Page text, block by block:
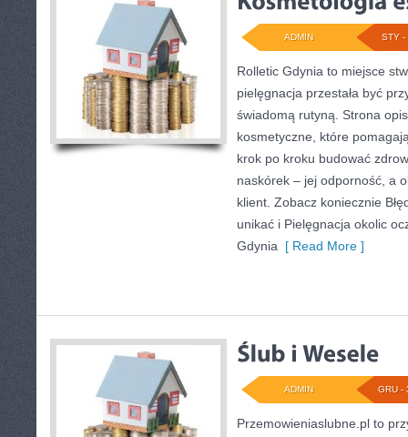
STY -
ADMIN
Rolletic Gdynia to miejsce
pielęgnacja przestała być
świadomą rutyną. Strona
kosmetyczne, które
krok po kroku budować
naskórek – jej odporność, a
klient. Zobacz koniecznie
unikać i Pielęgnacja okolic
Gdynia [ Read More ]
GRU -
ADMIN
Przemowieniaslubne.pl to